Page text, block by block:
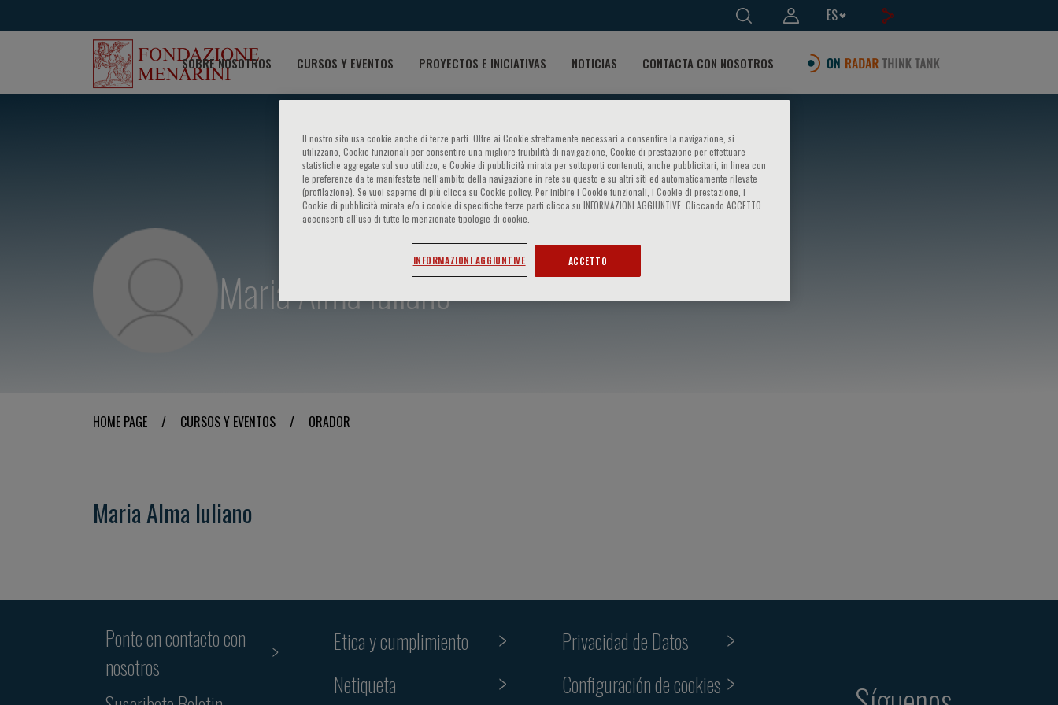
ES
SOBRE NOSOTROS CURSOS Y EVENTOS PROYECTOS E INICIATIVAS NOTICIAS CONTACTA CON NOSOTROS
Maria Alma Iuliano
HOME PAGE / CURSOS Y EVENTOS / ORADOR
Maria Alma Iuliano
Ponte en contacto con
nosotros
Etica y cumplimiento
Netiqueta
Privacidad de Datos
Configuración de cookies
Il nostro sito usa cookie anche di terze parti. Oltre ai Cookie strettamente necessari a consentire la navigazione, si
utilizzano, Cookie funzionali per consentire una migliore fruibilità di navigazione, Cookie di prestazione per effettuare
statistiche aggregate sul suo utilizzo, e Cookie di pubblicità mirata per sottoporti contenuti, anche pubblicitari, in linea con
le preferenze da te manifestate nell‘ambito della navigazione in rete su questo e su altri siti ed automaticamente rilevate
(profilazione). Se vuoi saperne di più clicca su Cookie policy. Per inibire i Cookie funzionali, i Cookie di prestazione, i
Cookie di pubblicità mirata e/o i cookie di specifiche terze parti clicca su INFORMAZIONI AGGIUNTIVE. Cliccando ACCETTO
acconsenti all’uso di tutte le menzionate tipologie di cookie.
INFORMAZIONI AGGIUNTIVE ACCETTO